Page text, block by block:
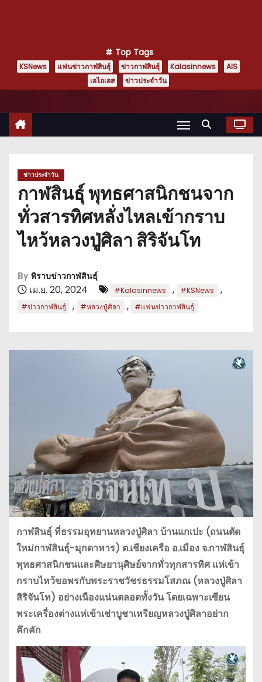
Top Tags
KSNews แฟนข่าวกาฬสินธุ์ ข่าวกาฬสินธุ์ Kalasinnews
AIS
เอไอเอส
ข่าวประจำวัน
ข่าวประจำวัน
กาฬสินธุ์ พุทธศาสนิกชนจาก
ทั่วสารทิศหลั่งไหลเข้ากราบ
ไหว้หลวงปู่ศิลา สิริจันโท
By พิราบข่าวกาฬสินธุ์
เม.ย. 20, 2024 #Kalasinnews , #KSNews ,
#ข่าวกาฬสินธุ์ , #หลวงปู่ศิลา , #แฟนข่าวกาฬสินธุ์
กาฬสินธุ์ ที่ธรรมอุทยานหลวงปู่ศิลา บ้านแกเปะ (ถนนตัด
ใหม่กาฬสินธุ์-มุกดาหาร) ต.เชียงเครือ อ.เมือง จ.กาฬสินธุ์
พุทธศาสนิกชนและศิษยานุศิษย์จากทั่วทุกสารทิศ แห่เข้า
กราบไหว้ขอพรกับพระราชวัชรธรรมโสภณ (หลวงปู่ศิลา
สิริจันโท) อย่างเนืองแน่นตลอดทั้งวัน โดยเฉพาะเซียน
พระเครื่องต่างแห่เข้าเช่าบูชาเหรียญหลวงปู่ศิลาอย่าก
คึกคัก